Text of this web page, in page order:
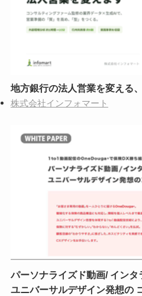
地方銀行の法人営業を変える
株式会社インフォマート
パーソナライズド動画/ イン
ユニバーサルデザイン発想の